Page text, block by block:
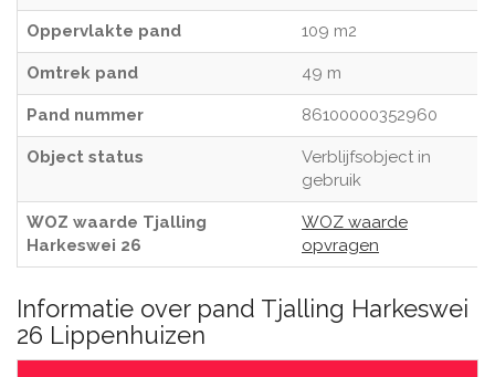
Oppervlakte pand 109 m2
Omtrek pand 49 m
Pand nummer 86100000352960
Object status
Verblijfsobject in
gebruik
WOZ waarde Tjalling
Harkeswei 26
WOZ waarde
opvragen
Informatie over pand Tjalling Harkeswei
26 Lippenhuizen